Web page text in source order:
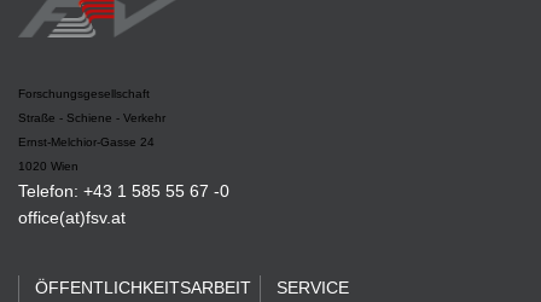
Forschungsgesellschaft
Straße - Schiene - Verkehr
Ernst-Melchior-Gasse 24
1020 Wien
Telefon: +43 1 585 55 67 -0
office(at)fsv.at
ÖFFENTLICHKEITSARBEIT
SERVICE